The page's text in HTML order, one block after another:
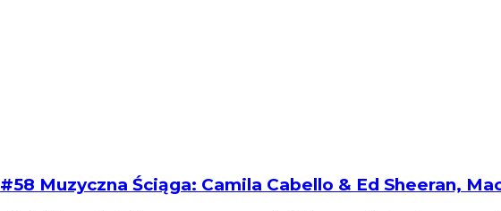
#58 Muzyczna Ściąga: Camila Cabello & Ed Sheeran,